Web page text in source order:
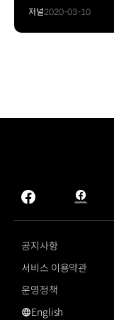
저널2020-03-10
facebook
hmg
journal
공지사항
서비스 이용약관
운영정책
English